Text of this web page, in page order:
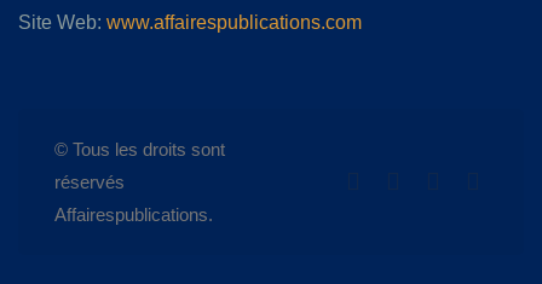
Site Web: www.affairespublications.com
© Tous les droits sont
réservés
Affairespublications.